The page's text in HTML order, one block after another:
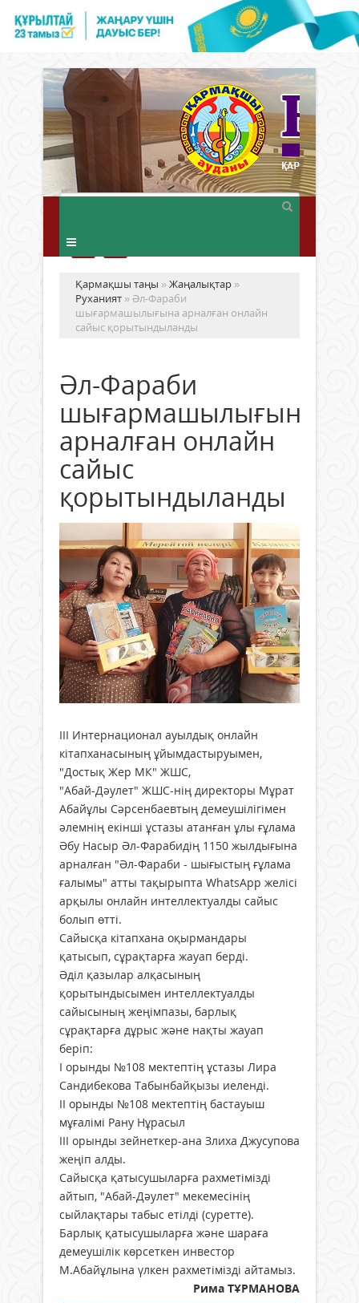
Қармақшы таңы »Жаңалықтар »
Руханият » Әл-Фараби
шығармашылығына арналған онлайн
сайыс қорытындыланды
Әл-Фараби
шығармашылығына
арналған онлайн
сайыс
қорытындыланды
ІІІ Интернационал ауылдық онлайн
кітапханасының ұйымдастыруымен,
"Достық Жер МК" ЖШС,
"Абай-Дәулет" ЖШС-нің директоры Мұрат
Абайұлы Сәрсенбаевтың демеушілігімен
әлемнің екінші ұстазы атанған ұлы ғұлама
Әбу Насыр Әл-Фарабидің 1150 жылдығына
арналған "Әл-Фараби - шығыстың ғұлама
ғалымы" атты тақырыпта WhatsApp желісі
арқылы онлайн интеллектуалды сайыс
болып өтті.
Сайысқа кітапхана оқырмандары
қатысып, сұрақтарға жауап берді.
Әділ қазылар алқасының
қорытындысымен интеллектуалды
сайысының жеңімпазы, барлық
сұрақтарға дұрыс және нақты жауап
беріп:
І орынды №108 мектептің ұстазы Лира
Сандибекова Табынбайқызы иеленді.
ІІ орынды №108 мектептің бастауыш
мұғалімі Рану Нұрасыл
ІІІ орынды зейнеткер-ана Злиха Джусупова
жеңіп алды.
Сайысқа қатысушыларға рахметімізді
айтып, "Абай-Дәулет" мекемесінің
сыйлақтары табыс етілді (суретте).
Барлық қатысушыларға және шараға
демеушілік көрсеткен инвестор
М.Абайұлына үлкен рахметімізді айтамыз.
Рима ТҰРМАНОВА